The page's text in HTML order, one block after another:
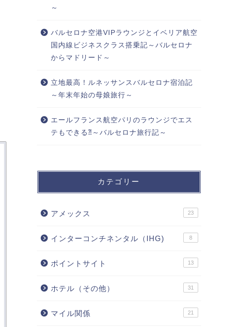
～
バルセロナ空港VIPラウンジとイベリア航空
国内線ビジネスクラス搭乗記～バルセロナ
からマドリード～
立地最高！ルネッサンスバルセロナ宿泊記
～年末年始の母娘旅行～
エールフランス航空パリのラウンジでエス
テもできる⁈～バルセロナ旅行記～
カテゴリー
アメックス 23
インターコンチネンタル（IHG) 8
ポイントサイト 13
ホテル（その他） 31
マイル関係 21